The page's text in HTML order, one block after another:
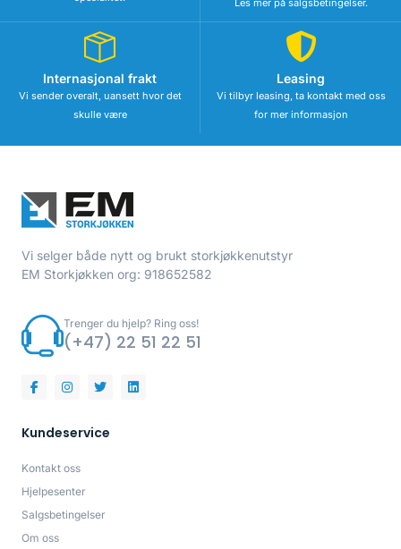
Les mer på salgsbetingelser.
Internasjonal frakt
Vi sender overalt, uansett hvor det
skulle være
Leasing
Vi tilbyr leasing, ta kontakt med oss
for mer informasjon
Vi selger både nytt og brukt storkjøkkenutstyr
EM Storkjøkken org: 918652582
Trenger du hjelp? Ring oss!
(+47) 22 51 22 51
Kundeservice
Kontakt oss
Hjelpesenter
Salgsbetingelser
Om oss